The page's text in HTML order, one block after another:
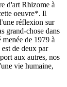
d'art Rhizome à
oeuvre*. Il
réflexion sur
grand-chose dans
de 1979 à
de deux par
aux autres, nos
vie humaine,